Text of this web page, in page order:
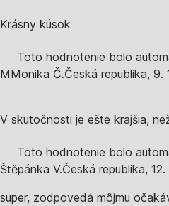
Krásny kúsok
Toto hodnotenie bolo
MMonika Č.Česká republika, 9.
V skutočnosti je ešte krajšia,
Toto hodnotenie bolo
Štěpánka V.Česká republika, 12.
super, zodpovedá môjmu